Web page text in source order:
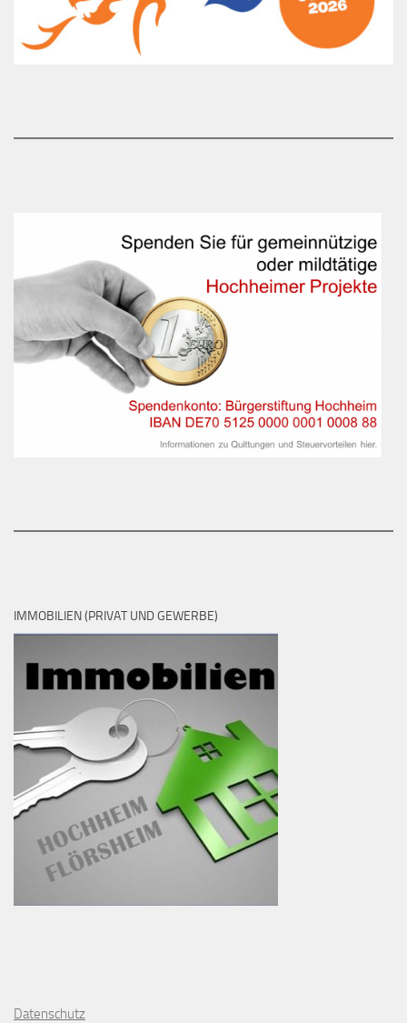
IMMOBILIEN (PRIVAT UND GEWERBE)
Datenschutz